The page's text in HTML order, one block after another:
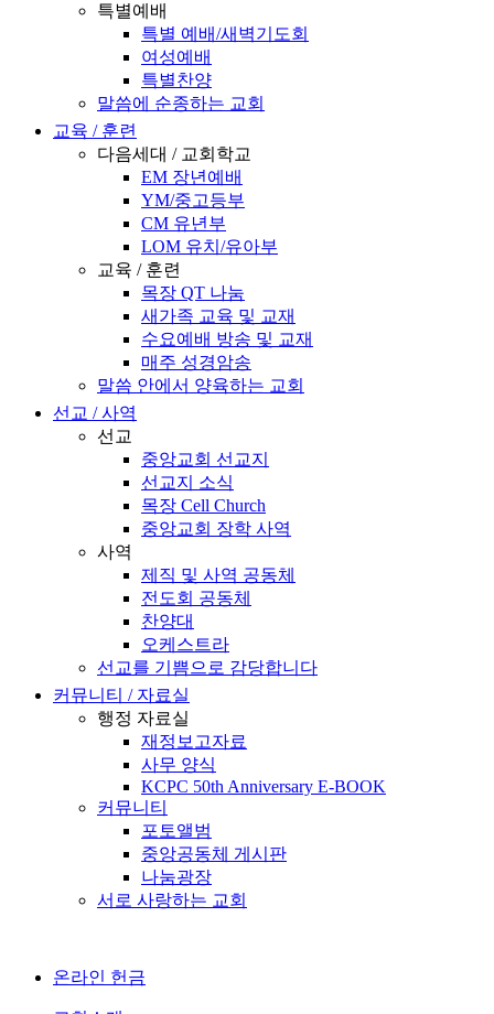
특별예배
특별 예배/새벽기도회
여성예배
특별찬양
말씀에 순종하는 교회
교육 / 훈련
다음세대 / 교회학교
EM 장년예배
YM/중고등부
CM 유년부
LOM 유치/유아부
교육 / 훈련
목장 QT 나눔
새가족 교육 및 교재
수요예배 방송 및 교재
매주 성경암송
말씀 안에서 양육하는 교회
선교 / 사역
선교
중앙교회 선교지
선교지 소식
목장 Cell Church
중앙교회 장학 사역
사역
제직 및 사역 공동체
전도회 공동체
찬양대
오케스트라
선교를 기쁨으로 감당합니다
커뮤니티 / 자료실
행정 자료실
재정보고자료
사무 양식
KCPC 50th Anniversary E-BOOK
커뮤니티
포토앨범
중앙공동체 게시판
나눔광장
서로 사랑하는 교회
온라인 헌금